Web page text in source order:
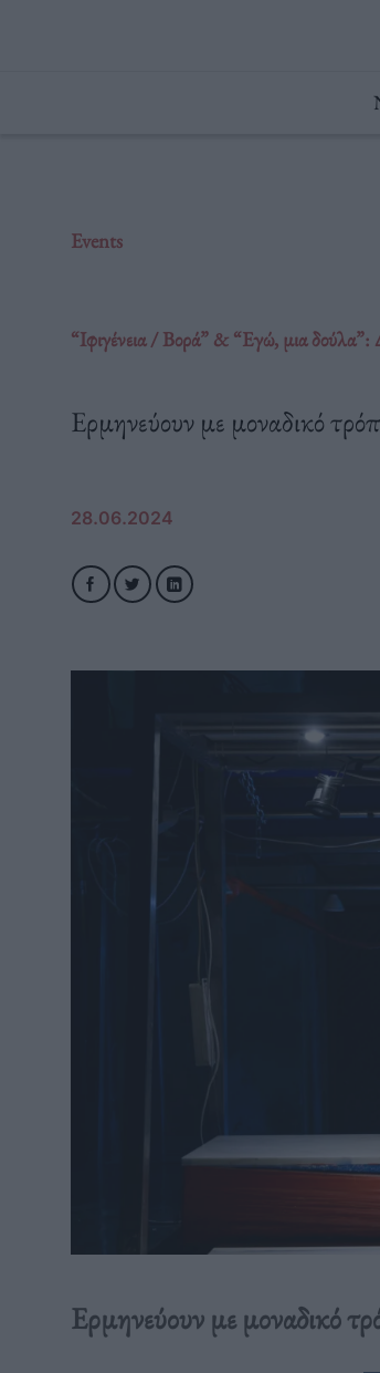
Events
“Ιφιγένεια / Βορά” & “Εγώ, μια δούλα”:
Ερμηνεύουν με μοναδικό
28.06.2024
Ερμηνεύουν με μοναδικό